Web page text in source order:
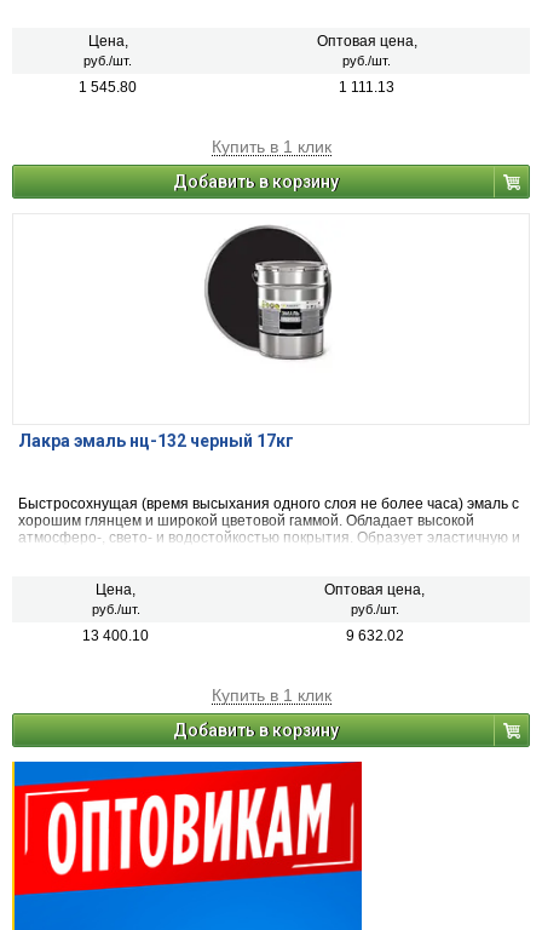
Цена,
руб./шт.
Оптовая цена,
руб./шт.
1 545.80 1 111.13
Купить в 1 клик
Добавить в корзину
Лакра эмаль нц-132 черный 17кг
Быстросохнущая (время высыхания одного слоя не более часа) эмаль с
хорошим глянцем и широкой цветовой гаммой. Обладает высокой
атмосферо-, свето- и водостойкостью покрытия. Образует эластичную и
Цена,
руб./шт.
Оптовая цена,
руб./шт.
13 400.10 9 632.02
Купить в 1 клик
Добавить в корзину